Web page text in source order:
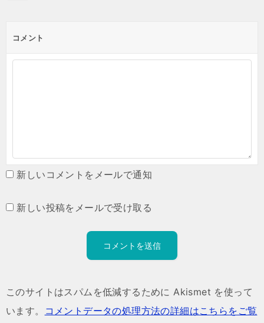
コメント
新しいコメントをメールで通知
新しい投稿をメールで受け取る
このサイトはスパムを低減するために Akismet を使って
います。
コメントデータの処理方法の詳細はこちらをご覧